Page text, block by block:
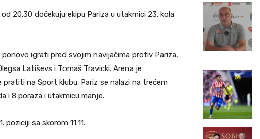
20.30 dočekuju ekipu Pariza u utakmici 23. kola
igrati pred svojim navijačima protiv Pariza,
Latiševs i Tomaš Travicki. Arena je
na Sport klubu. Pariz se nalazi na trećem
i 8 poraza i utakmicu manje.
sa skorom 11:11.